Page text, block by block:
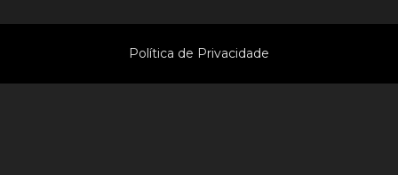
Política de Privacidade